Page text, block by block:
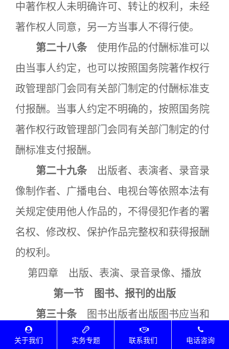
中著作权人未明确许可、转让的权利，未经
著作权人同意，另一方当事人不得行使。
第二十八条 使用作品的付酬标准可以
由当事人约定，也可以按照国务院著作权行
政管理部门会同有关部门制定的付酬标准支
付报酬。当事人约定不明确的，按照国务院
著作权行政管理部门会同有关部门制定的付
酬标准支付报酬。
第二十九条 出版者、表演者、录音录
像制作者、广播电台、电视台等依照本法有
关规定使用他人作品的，不得侵犯作者的署
名权、修改权、保护作品完整权和获得报酬
的权利。
第四章 出版、表演、录音录像、播放
第一节 图书、报刊的出版
第三十条 图书出版者出版图书应当和
著作权人订立出版合同，并支付报酬。
关于我们 实务专题 联系我们 电话咨询